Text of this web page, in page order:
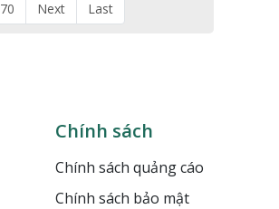
70 Next Last
Chính sách
Chính sách quảng cáo
Chính sách bảo mật